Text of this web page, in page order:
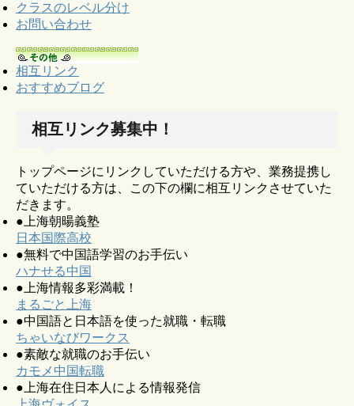
クラスのレベル分け
お問い合わせ
相互リンク
おすすめブログ
相互リンク募集中！
トップページにリンクしていただける方や、業務提携し
ていただける方は、この下の欄に相互リンクさせていた
だきます。
●上海朝暘義塾
日本国際高校
●無料で中国語学習のお手伝い
ハナせる中国
●上海情報多彩満載！
まるごと上海
●中国語と日本語を使った就職・転職
ちゃいなびワークス
●素敵な就職のお手伝い
カモメ中国転職
●上海在住日本人による情報発信